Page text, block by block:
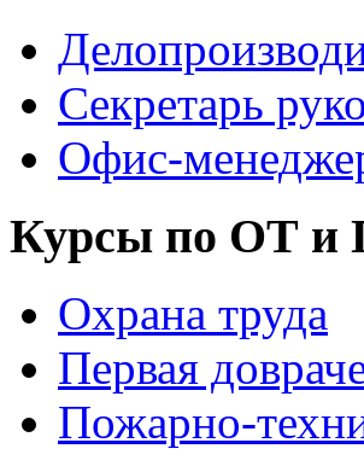
Секретарь
Офис-
Курсы по ОТ и
Охрана труда
Первая
Пожарно-